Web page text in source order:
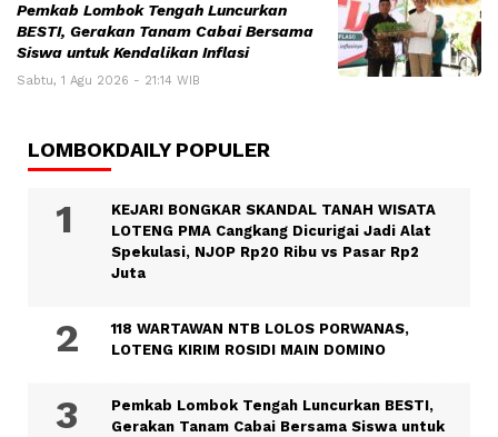
Pemkab Lombok Tengah Luncurkan
BESTI, Gerakan Tanam Cabai Bersama
Siswa untuk Kendalikan Inflasi
Sabtu, 1 Agu 2026 - 21:14 WIB
LOMBOKDAILY POPULER
KEJARI BONGKAR SKANDAL TANAH WISATA
LOTENG PMA Cangkang Dicurigai Jadi Alat
Spekulasi, NJOP Rp20 Ribu vs Pasar Rp2
Juta
118 WARTAWAN NTB LOLOS PORWANAS,
LOTENG KIRIM ROSIDI MAIN DOMINO
Pemkab Lombok Tengah Luncurkan BESTI,
Gerakan Tanam Cabai Bersama Siswa untuk